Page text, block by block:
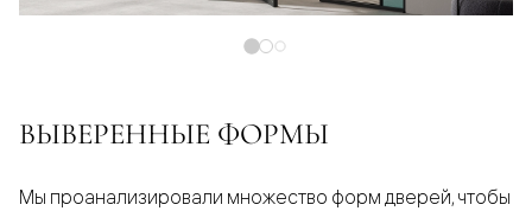
ВЫВЕРЕННЫЕ ФОРМЫ
Мы проанализировали множество форм дверей, чтобы